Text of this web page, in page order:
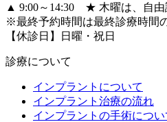
▲ 9:00～14:30 ★ 木曜は、自由
※最終予約時間は最終診療時間
【休診日】日曜・祝日
診療について
インプラントについて
インプラント治療の流れ
インプラントの手術につい